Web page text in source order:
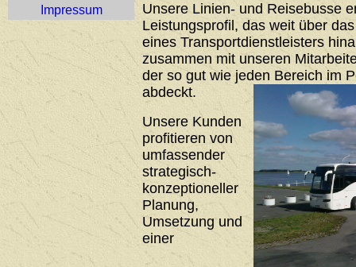
Impressum
Unsere Linien- und Reisebusse
Leistungsprofil, das weit über
eines Transportdienstleisters
zusammen mit unseren
der so gut wie jeden Bereich im
abdeckt.
Unsere Kunden
profitieren von
umfassender
strategisch-
konzeptioneller
Planung,
Umsetzung und
einer